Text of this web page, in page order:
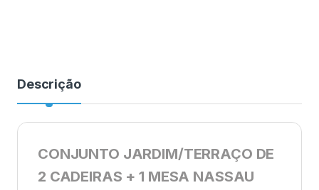
Descrição
CONJUNTO JARDIM/TERRAÇO DE
2 CADEIRAS + 1 MESA NASSAU